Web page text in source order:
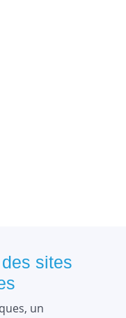
sites
un